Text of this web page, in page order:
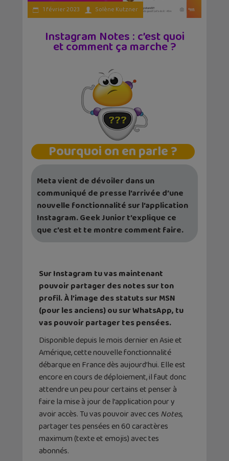
1 février 2023 Solène Kutzner
Instagram Notes : c’est quoi
et comment ça marche ?
Pourquoi on en parle ?
Meta vient de dévoiler dans un
communiqué de presse l’arrivée d’une
nouvelle fonctionnalité sur l’application
Instagram. Geek Junior t’explique ce
que c’est et te montre comment faire.
Sur Instagram tu vas maintenant
pouvoir partager des notes sur ton
profil. À l’image des statuts sur MSN
(pour les anciens) ou sur WhatsApp, tu
vas pouvoir partager tes pensées.
Disponible depuis le mois dernier en Asie et
Amérique, cette nouvelle fonctionnalité
débarque en France dès aujourd’hui. Elle est
encore en cours de déploiement, il faut donc
attendre un peu pour certains et penser à
faire la mise à jour de l’application pour y
avoir accès. Tu vas pouvoir avec ces Notes,
partager tes pensées en 60 caractères
maximum (texte et emojis) avec tes
abonnés.